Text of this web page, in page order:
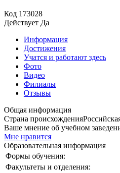
Код 173028
Действует Да
Информация
Достижения
Учатся и работают здесь
Фото
Видео
Филиалы
Отзывы
Общая информация
Страна происхождения
Ваше мнение об учебном
Мне нравится
Образовательная информация
Формы обучения:
Факультеты и отделения: